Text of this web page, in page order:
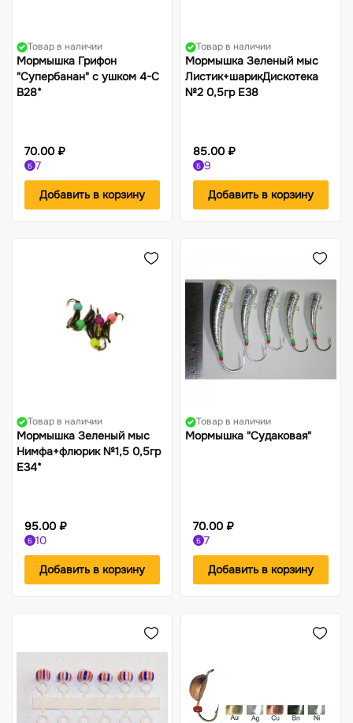
Товар в наличии
Мормышка Грифон
"Супербанан" с ушком 4-С
В28*
70.00 ₽
Б 7
Добавить в корзину
Товар в наличии
Мормышка Зеленый мыс
Листик+шарикДискотека
№2 0,5гр Е38
85.00 ₽
Б 9
Добавить в корзину
Товар в наличии
Мормышка Зеленый мыс
Нимфа+флюрик №1,5 0,5гр
Е34*
95.00 ₽
Б 10
Добавить в корзину
Товар в наличии
Мормышка "Судаковая"
70.00 ₽
Б 7
Добавить в корзину